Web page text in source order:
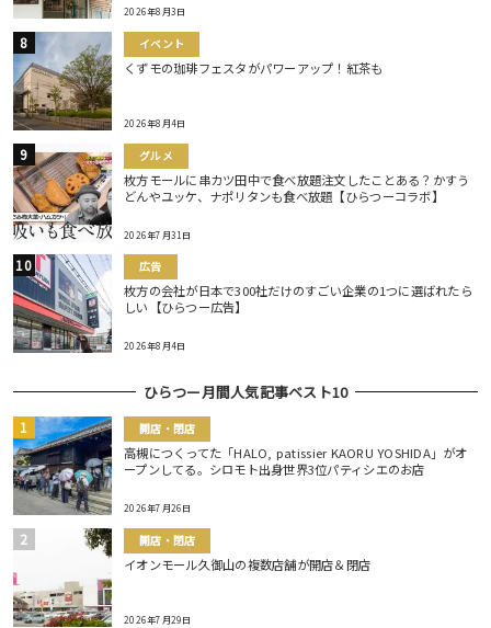
2026年8月3日
イベント
くずモの珈琲フェスタがパワーアップ！紅茶も
2026年8月4日
グルメ
枚方モールに串カツ田中で食べ放題注文したことある？かすう
どんやユッケ、ナポリタンも食べ放題【ひらつーコラボ】
2026年7月31日
広告
枚方の会社が日本で300社だけのすごい企業の1つに選ばれたら
しい【ひらつー広告】
2026年8月4日
ひらつー月間人気記事ベスト10
開店・閉店
高槻につくってた「HALO, patissier KAORU YOSHIDA」がオ
ープンしてる。シロモト出身世界3位パティシエのお店
2026年7月26日
開店・閉店
イオンモール久御山の複数店舗が開店＆閉店
2026年7月29日